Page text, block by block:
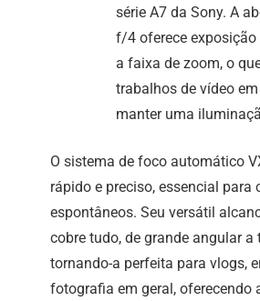
série A7 da Sony. A
f/4 oferece
a faixa de zoom, o
trabalhos de vídeo
manter uma
O sistema de foco automático
rápido e preciso, essencial
espontâneos. Seu versátil
cobre tudo, de grande angular a
tornando-a perfeita para vlogs,
fotografia em geral, oferecendo